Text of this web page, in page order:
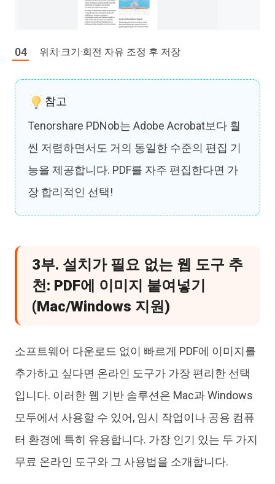
위치·크기·회전 자유 조정 후 저장
참고
Tenorshare PDNob는 Adobe Acrobat보다 훨
씬 저렴하면서도 거의 동일한 수준의 편집 기
능을 제공합니다. PDF를 자주 편집한다면 가
장 합리적인 선택!
3부. 설치가 필요 없는 웹 도구 추
천: PDF에 이미지 붙여넣기
(Mac/Windows 지원)
소프트웨어 다운로드 없이 빠르게 PDF에 이미지를
추가하고 싶다면 온라인 도구가 가장 편리한 선택
입니다. 이러한 웹 기반 솔루션은 Mac과 Windows
모두에서 사용할 수 있어, 임시 작업이나 공용 컴퓨
터 환경에 특히 유용합니다. 가장 인기 있는 두 가지
무료 온라인 도구와 그 사용법을 소개합니다.